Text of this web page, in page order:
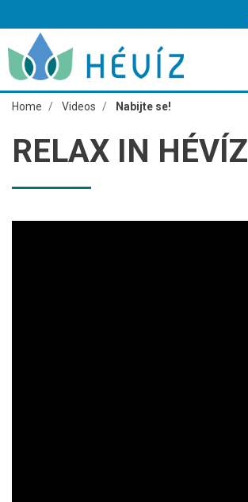
Home Videos Nabijte se!
RELAX IN HÉVÍZ